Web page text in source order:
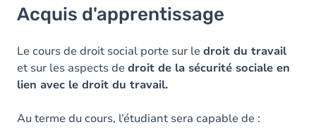
Objectifs
Contenu
Table des matières
Acquis d'apprentissage
Le cours de droit social porte sur ledroit du travail
et sur les aspects dedroit de la sécurité sociale en
lien avec le droit du travail.
Au terme du cours, l’étudiant sera capable de :